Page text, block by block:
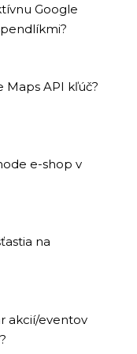
Google
Maps API kľúč?
e-shop v
na
akcií/eventov